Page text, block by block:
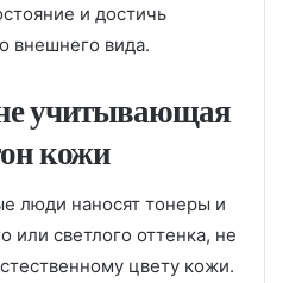
и достичь
внешнего вида.
учитывающая
кожи
люди наносят тонеры и
светлого оттенка, не
цвету кожи.